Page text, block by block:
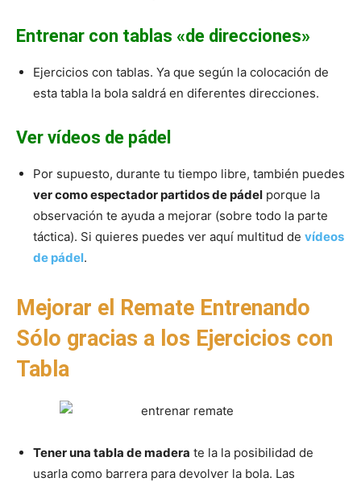
Entrenar con tablas «de direcciones»
Ejercicios con tablas. Ya que según la colocación de
esta tabla la bola saldrá en diferentes direcciones.
Ver vídeos de pádel
Por supuesto, durante tu tiempo libre, también puedes
ver como espectador partidos de pádel porque la
observación te ayuda a mejorar (sobre todo la parte
táctica). Si quieres puedes ver aquí multitud de vídeos
de pádel.
Mejorar el Remate Entrenando
Sólo gracias a los Ejercicios con
Tabla
Tener una tabla de madera te la la posibilidad de
usarla como barrera para devolver la bola. Las